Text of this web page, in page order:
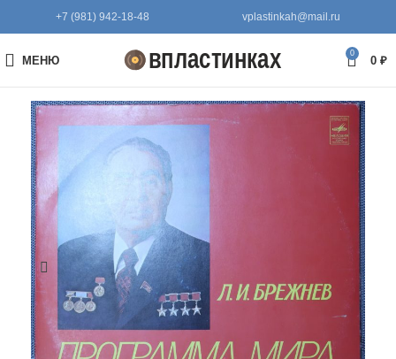
+7 (981) 942-18-48 vplastinkah@mail.ru
МЕНЮ
0
0 ₽